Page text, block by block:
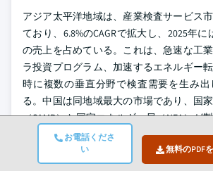
お電話くださ
い
無料のPDF
アジア太平洋地域は、産業検査サービス
ており、6.8%のCAGRで拡大し、2025年に
の売上を占めている。これは、急速な工
ラ投資プログラム、加速するエネルギー
時に複数の垂直分野で検査需要を生み出
る。中国は同地域最大の市場であり、国
（SAMR）と国家エネルギー局（NEA）が
インフラセクターの検査要件を管理して
（CCC）フレームワークが幅広い産業機
て第三者検査を義務付けており、世界最